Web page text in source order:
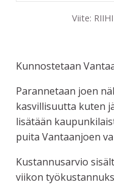
Viite:
Kunnostetaan
Parannetaan joen
kasvillisuutta kuten
lisätään
puita Vantaanjoen
Kustannusarvio
viikon